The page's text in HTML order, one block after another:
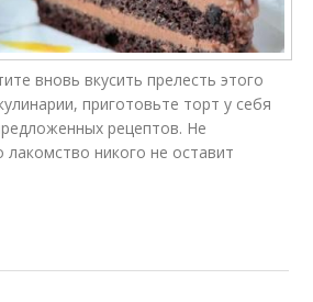
вновь вкусить прелесть этого
приготовьте торт у себя
рецептов. Не
никого не оставит